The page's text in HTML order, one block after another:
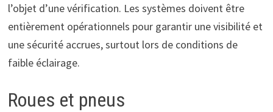
l’objet d’une vérification. Les systèmes doivent être
entièrement opérationnels pour garantir une visibilité et
une sécurité accrues, surtout lors de conditions de
faible éclairage.
Roues et pneus